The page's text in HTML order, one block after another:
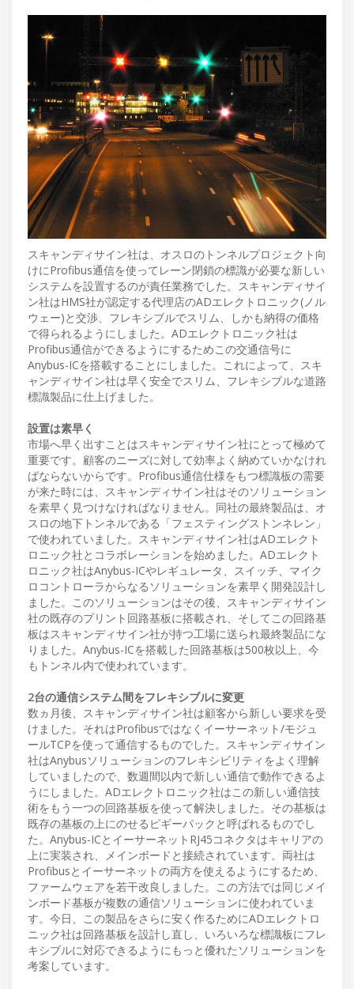
スキャンディサイン社は、オスロのトンネルプロジェクト向
けにProfibus通信を使ってレーン閉鎖の標識が必要な新しい
システムを設置するのが責任業務でした。スキャンディサイ
ン社はHMS社が認定する代理店のADエレクトロニック(ノル
ウェー)と交渉、フレキシブルでスリム、しかも納得の価格
で得られるようにしました。ADエレクトロニック社は
Profibus通信ができるようにするためこの交通信号に
Anybus-ICを搭載することにしました。これによって、スキ
ャンディサイン社は早く安全でスリム、フレキシブルな道路
標識製品に仕上げました。
設置は素早く
市場へ早く出すことはスキャンディサイン社にとって極めて
重要です。顧客のニーズに対して効率よく納めていかなけれ
ばならないからです。Profibus通信仕様をもつ標識板の需要
が来た時には、スキャンディサイン社はそのソリューション
を素早く見つけなければなりません。同社の最終製品は、オ
スロの地下トンネルである「フェスティングストンネレン」
で使われていました。スキャンディサイン社はADエレクト
ロニック社とコラボレーションを始めました。ADエレクト
ロニック社はAnybus-ICやレギュレータ、スイッチ、マイク
ロコントローラからなるソリューションを素早く開発設計し
ました。このソリューションはその後、スキャンディサイン
社の既存のプリント回路基板に搭載され、そしてこの回路基
板はスキャンディサイン社が持つ工場に送られ最終製品にな
りました。Anybus-ICを搭載した回路基板は500枚以上、今
もトンネル内で使われています。
2台の通信システム間をフレキシブルに変更
数ヵ月後、スキャンディサイン社は顧客から新しい要求を受
けました。それはProfibusではなくイーサーネット/モジュ
ールTCPを使って通信するものでした。スキャンディサイン
社はAnybusソリューションのフレキシビリティをよく理解
していましたので、数週間以内で新しい通信で動作できるよ
うにしました。ADエレクトロニック社はこの新しい通信技
術をもう一つの回路基板を使って解決しました。その基板は
既存の基板の上にのせるピギーパックと呼ばれるものでし
た。Anybus-ICとイーサーネットRJ45コネクタはキャリアの
上に実装され、メインボードと接続されています。両社は
Profibusとイーサーネットの両方を使えるようにするため、
ファームウェアを若干改良しました。この方法では同じメイ
ンボード基板が複数の通信ソリューションに使われていま
す。今日、この製品をさらに安く作るためにADエレクトロ
ニック社は回路基板を設計し直し、いろいろな標識板にフレ
キシブルに対応できるようにもっと優れたソリューションを
考案しています。